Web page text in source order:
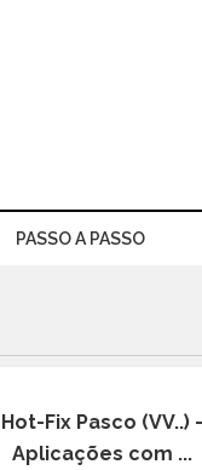
PASSO A PASSO
Hot-Fix Pasco (VV..) -
Aplicações com ...